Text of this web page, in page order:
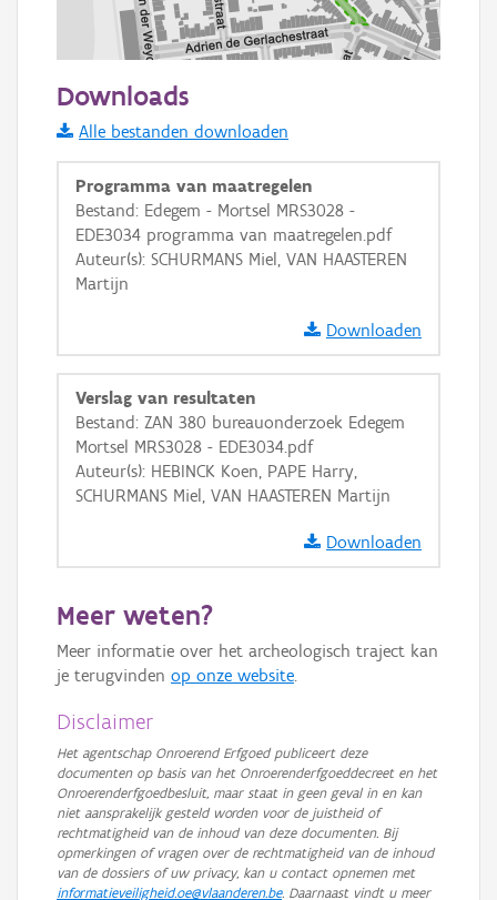
Informatie Vlaanderen
i
+ −
Basis Lagen
OSM-Basiskaart
Ortho
Downloads
Alle bestanden downloaden
Programma van maatregelen
Bestand: Edegem - Mortsel MRS3028 -
EDE3034 programma van maatregelen.pdf
Auteur(s): SCHURMANS Miel, VAN HAASTEREN
Martijn
Downloaden
Verslag van resultaten
Bestand: ZAN 380 bureauonderzoek Edegem
Mortsel MRS3028 - EDE3034.pdf
Auteur(s): HEBINCK Koen, PAPE Harry,
SCHURMANS Miel, VAN HAASTEREN Martijn
Downloaden
Meer weten?
Meer informatie over het archeologisch traject kan
je terugvinden op onze website.
Disclaimer
Het agentschap Onroerend Erfgoed publiceert deze
documenten op basis van het Onroerenderfgoeddecreet en het
Onroerenderfgoedbesluit, maar staat in geen geval in en kan
niet aansprakelijk gesteld worden voor de juistheid of
rechtmatigheid van de inhoud van deze documenten. Bij
opmerkingen of vragen over de rechtmatigheid van de inhoud
van de dossiers of uw privacy, kan u contact opnemen met
informatieveiligheid.oe@vlaanderen.be. Daarnaast vindt u meer